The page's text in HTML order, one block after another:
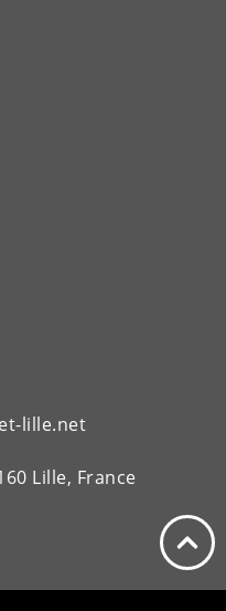
lille.net
Lille, France